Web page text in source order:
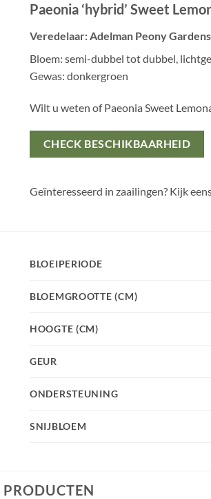
Paeonia ‘hybrid’ Sweet
Veredelaar: Adelman Peony
Bloem: semi-dubbel tot dubbel,
Gewas: donkergroen
Wilt u weten of Paeonia Sweet
CHECK BESCHIKBAARHEID
Geïnteresseerd in zaailingen? Kijk
BLOEIPERIODE
BLOEMGROOTTE (CM)
HOOGTE (CM)
GEUR
ONDERSTEUNING
SNIJBLOEM
PRODUCTEN